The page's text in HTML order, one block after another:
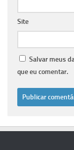
Site
Salvar meus
que eu comentar.